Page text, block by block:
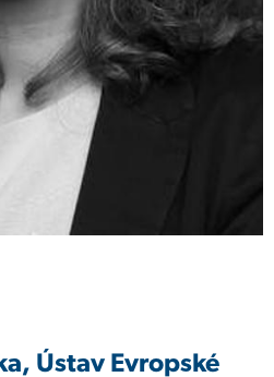
Ústav Evropské